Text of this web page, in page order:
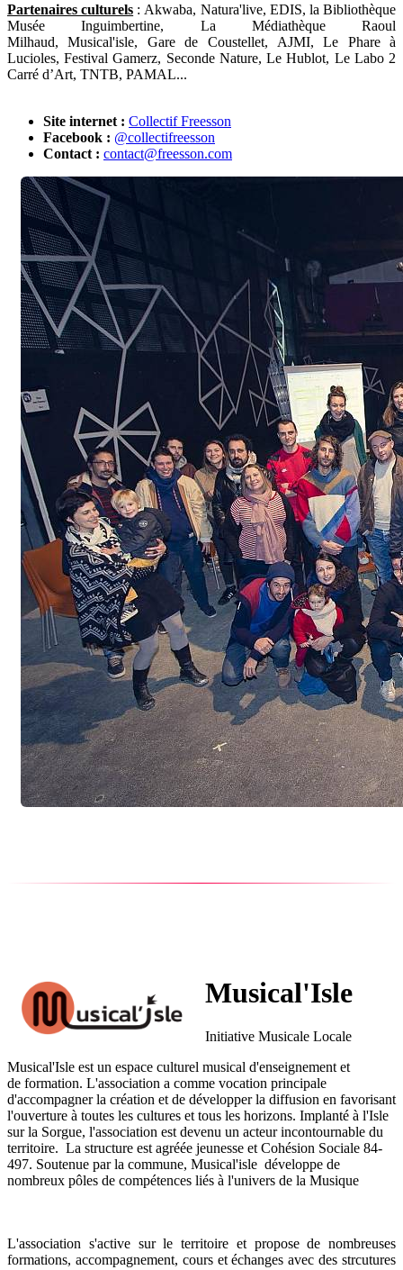
Partenaires culturels : Akwaba, Natura'live, EDIS, laBibliothèque
Musée Inguimbertine, La Médiathèque Raoul
Milhaud,Musical'isle, Gare de Coustellet, AJMI, Le Phare à
Lucioles,Festival Gamerz, Seconde Nature,Le Hublot, Le Labo 2
Carré d’Art, TNTB, PAMAL...
Site internet : Collectif Freesson
Facebook : @collectifreesson
Contact : contact@freesson.com
Musical'Isle
Initiative Musicale Locale
Musical'Isle est un espace culturel musical d'enseignement et
de formation. L'association a comme vocation principale
d'accompagner la création et de développer la diffusion en favorisant
l'ouverture à toutes les cultures et tous les horizons. Implanté à l'Isle
sur la Sorgue, l'association est devenu un acteur incontournable du
territoire. La structure est agréée jeunesse et Cohésion Sociale 84-
497. Soutenue par la commune, Musical'isle développe de
nombreux pôles de compétences liés à l'univers de la Musique
L'association s'active sur le territoire et propose de nombreuses
formations, accompagnement, cours et échanges avec des strcutures